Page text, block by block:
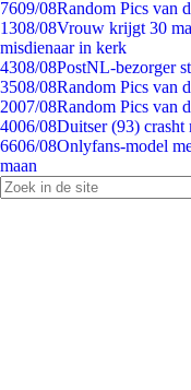
7609/08Random Pics van
1308/08Vrouw krijgt 30
misdienaar in kerk
4308/08PostNL-bezorger
3508/08Random Pics van
2007/08Random Pics van
4006/08Duitser (93) crasht
6606/08Onlyfans-model
maan